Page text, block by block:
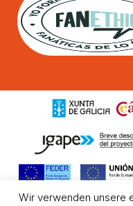
Wir verwenden unsere